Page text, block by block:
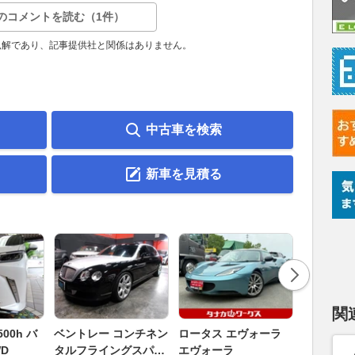
コメントを読む（1件）
であり、記事提供社と関係はありません。
中古車を検索
新車を見積る
バ
ベントレー コンチネン
タルフライングスパー
ロータス エヴォーラ
エヴォーラ
関